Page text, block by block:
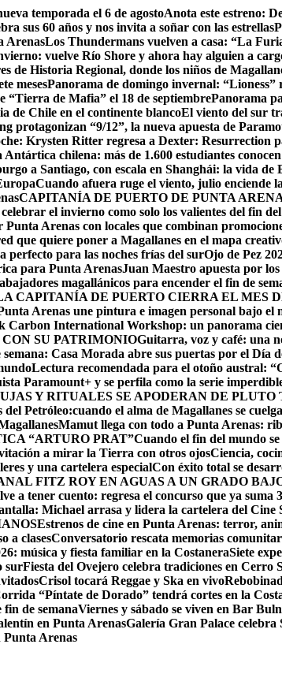
temporada el 6 de agostoAnota este estreno:
sus 60 años y nos invita a soñar con las estrellas
ArenasLos Thundermans vuelven a casa: “La
vuelve Río Shore y ahora hay alguien a
de Historia Regional, donde los niños de
mesesPanorama de domingo invernal: “Lioness”
“Tierra de Mafia” el 18 de septiembrePanorama
de Chile en el continente blancoEl viento del sur
protagonizan “9/12”, la nueva apuesta de
Krysten Ritter regresa a Dexter: Resurrection
Antártica chilena: más de 1.600 estudiantes
a Santiago, con escala en Shanghái: la vida de
Cuando afuera ruge el viento, julio enciende
CAPITANÍA DE PUERTO DE PUNTA
el invierno como solo los valientes del fin
Punta Arenas con locales que combinan
que quiere poner a Magallanes en el mapa
perfecto para las noches frías del surOjo de Pez
para Punta ArenasJuan Maestro apuesta por
magallánicos para encender el fin de
CAPITANÍA DE PUERTO CIERRA EL MES
Arenas une pintura e imagen personal bajo el
Carbon International Workshop: un panorama
SU PATRIMONIOGuitarra, voz y café: una
semana: Casa Morada abre sus puertas por el Día
Lectura recomendada para el otoño austral:
Paramount+ y se perfila como la serie
Y RITUALES SE APODERAN DE PLUTO
Petróleo:cuando el alma de Magallanes se
Mamut llega con todo a Punta Arenas:
“ARTURO PRAT”Cuando el fin del mundo
a mirar la Tierra con otros ojosCiencia,
y una cartelera especialCon éxito total se
FITZ ROY EN AGUAS A UN GRADO
a tener cuento: regresa el concurso que ya suma
Michael arrasa y lidera la cartelera del Cine
Estrenos de cine en Punta Arenas: terror,
a clasesConversatorio rescata memorias
música y fiesta familiar en la CostaneraSiete
surFiesta del Ovejero celebra tradiciones en Cerro
Crisol tocará Reggae y Ska en vivo
“Píntate de Dorado” tendrá cortes en la
de semanaViernes y sábado se viven en Bar
en Punta ArenasGalería Gran Palace celebra
Punta Arenas